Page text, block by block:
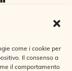
come i cookie per
Il consenso a
il comportamento